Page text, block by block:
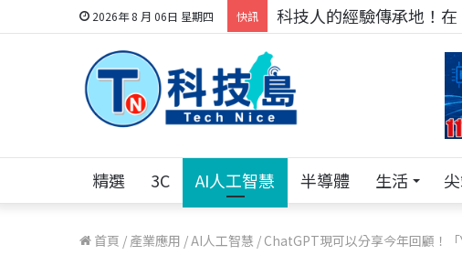
2026年 8 月 06日 星期四 快訊 科技人的經驗傳承地！
精選 3C AI人工智慧 半導體 生活
首頁 / 產業應用 /AI人工智慧 / ChatGPT現可以分享今年回顧！